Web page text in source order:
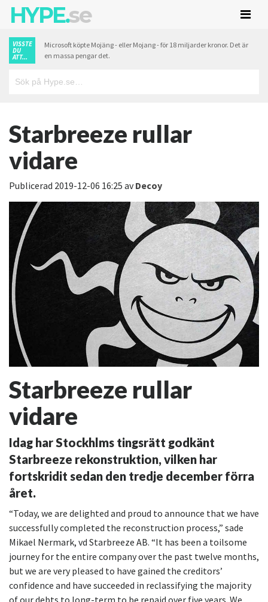
HYPE.se
VISSTE
DU
ATT...
Microsoft köpte Mojäng - eller Mojang - för 18 miljarder kronor. Det är
en massa pengar det.
Starbreeze rullar
vidare
Publicerad 2019-12-06 16:25 avDecoy
Starbreeze rullar
vidare
Idag har Stockhlms tingsrätt godkänt
Starbreeze rekonstruktion, vilken har
fortskridit sedan den tredje december förra
året.
“Today, we are delighted and proud to announce that we have
successfully completed the reconstruction process,” sade
Mikael Nermark, vd Starbreeze AB. “It has been a toilsome
journey for the entire company over the past twelve months,
but we are very pleased to have gained the creditors’
confidence and have succeeded in reclassifying the majority
of our debts to long-term to be repaid over five years. We